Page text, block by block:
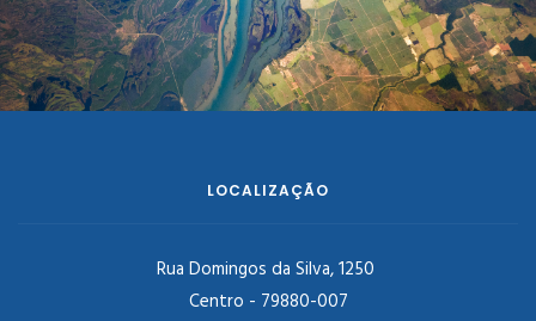
LOCALIZAÇÃO
Rua Domingos da Silva, 1250
Centro - 79880-007